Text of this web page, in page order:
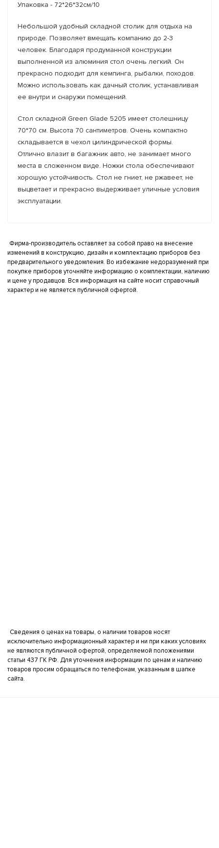
Упаковка - 72*26*32см/10
Небольшой удобный складной столик для отдыха на
природе. Позволяет вмещать компанию до 2-3
человек. Благодаря продуманной конструкции
выполненной из алюминия стол очень легкий. Он
прекрасно подходит для кемпинга, рыбалки, походов.
Можно использовать как дачный столик, устанавливая
ее внутри и снаружи помещений.
Стол складной Green Glade 5205 имеет столешницу
70*70 см. Высота 70 сантиметров. Очень компактно
складывается в чехол цилиндрической формы.
Отлично влазит в багажник авто, не занимает много
места в сложенном виде. Ножки стола обеспечивают
хорошую устойчивость. Стол не гниет, не ржавеет, не
выцветает и прекрасно выдерживает уличные условия
эксплуатации.
Фирма-производитель оставляет за собой право на внесение
изменений в конструкцию, дизайн и комплектацию приборов без
предварительного уведомления. Во избежание недоразумений при
покупке приборов уточняйте информацию о комплектации, наличию
и цене у продавцов. Вся информация на сайте носит справочный
характер и не является публичной офертой.
Сведения о ценах на товары, о наличии товаров носят
исключительно информационный характер и ни при каких условиях
не являются публичной офертой, определяемой положениями
статьи 437 ГК РФ. Для уточнения информации по ценам и наличию
товаров просим обращаться по телефонам, указанным в шапке
сайта.